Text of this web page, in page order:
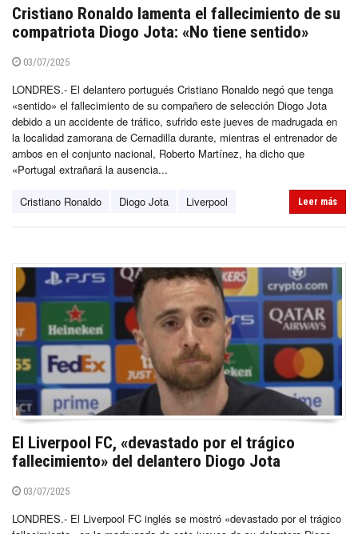
Cristiano Ronaldo lamenta el fallecimiento de su
compatriota Diogo Jota: «No tiene sentido»
03/07/2025
LONDRES.- El delantero portugués Cristiano Ronaldo negó que tenga
«sentido» el fallecimiento de su compañero de selección Diogo Jota
debido a un accidente de tráfico, sufrido este jueves de madrugada en
la localidad zamorana de Cernadilla durante, mientras el entrenador de
ambos en el conjunto nacional, Roberto Martínez, ha dicho que
«Portugal extrañará la ausencia...
Cristiano Ronaldo Diogo Jota Liverpool Leer más
El Liverpool FC, «devastado por el trágico
fallecimiento» del delantero Diogo Jota
03/07/2025
LONDRES.- El Liverpool FC inglés se mostró «devastado por el trágico